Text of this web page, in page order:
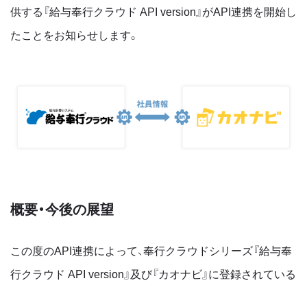
供する『給与奉行クラウド API version』がAPI連携を開始し
たことをお知らせします。
概要・今後の展望
この度のAPI連携によって、奉行クラウドシリーズ『給与奉
行クラウド API version』及び『カオナビ』に登録されている